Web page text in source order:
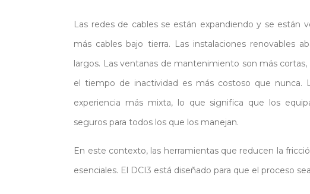
Las redes de cables se están expandiendo y se están
más cables bajo tierra. Las instalaciones renovables
largos. Las ventanas de mantenimiento son más
el tiempo de inactividad es más costoso que nunca.
experiencia más mixta, lo que significa que los
seguros para todos los que los manejan.
En este contexto, las herramientas que reducen la
esenciales. El DCI3 está diseñado para que el proceso